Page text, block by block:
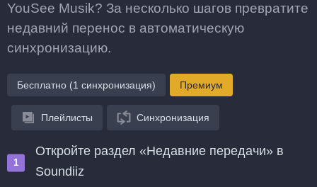
YouSee Musik? За несколько шагов превратите
недавний перенос в автоматическую
синхронизацию.
Бесплатно (1 синхронизация) Премиум
Плейлисты Синхронизация
Откройте раздел «Недавние передачи» в
Soundiiz